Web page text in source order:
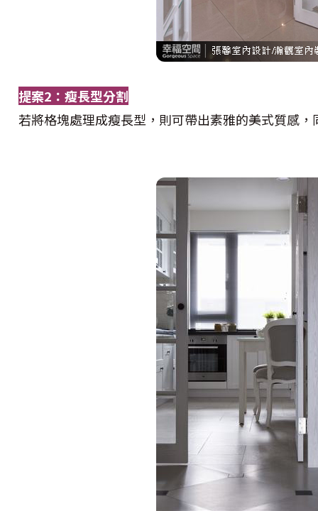
提案2：瘦長型分割
若將格塊處理成瘦長型，則可帶出素雅的美式質感